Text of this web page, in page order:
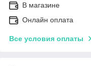
В магазине
Онлайн оплата
Все условия оплаты